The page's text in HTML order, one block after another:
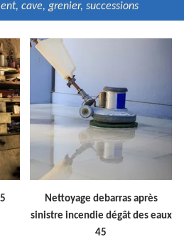
cave, grenier, successions
Nettoyage debarras après
sinistre incendie dégât des eaux
45